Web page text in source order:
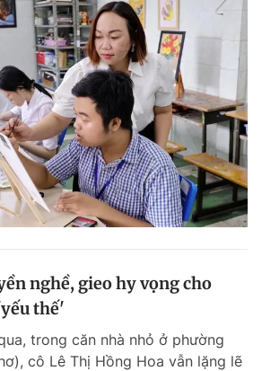
nghề, gieo hy vọng cho
thế'
trong căn nhà nhỏ ở phường
cô Lê Thị Hồng Hoa vẫn lặng lẽ